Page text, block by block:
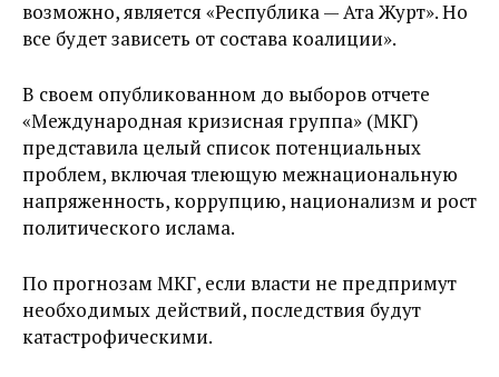
возможно, является «Республика — Ата Журт». Но
все будет зависеть от состава коалиции».
В своем опубликованном до выборов отчете
«Международная кризисная группа» (МКГ)
представила целый список потенциальных
проблем, включая тлеющую межнациональную
напряженность, коррупцию, национализм и рост
политического ислама.
По прогнозам МКГ, если власти не предпримут
необходимых действий, последствия будут
катастрофическими.